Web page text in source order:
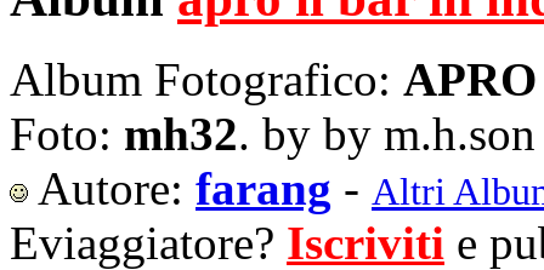
Album Fotografico:
Foto: mh32. by by m.h.son
Autore: farang - Altri
Eviaggiatore? Iscriviti e